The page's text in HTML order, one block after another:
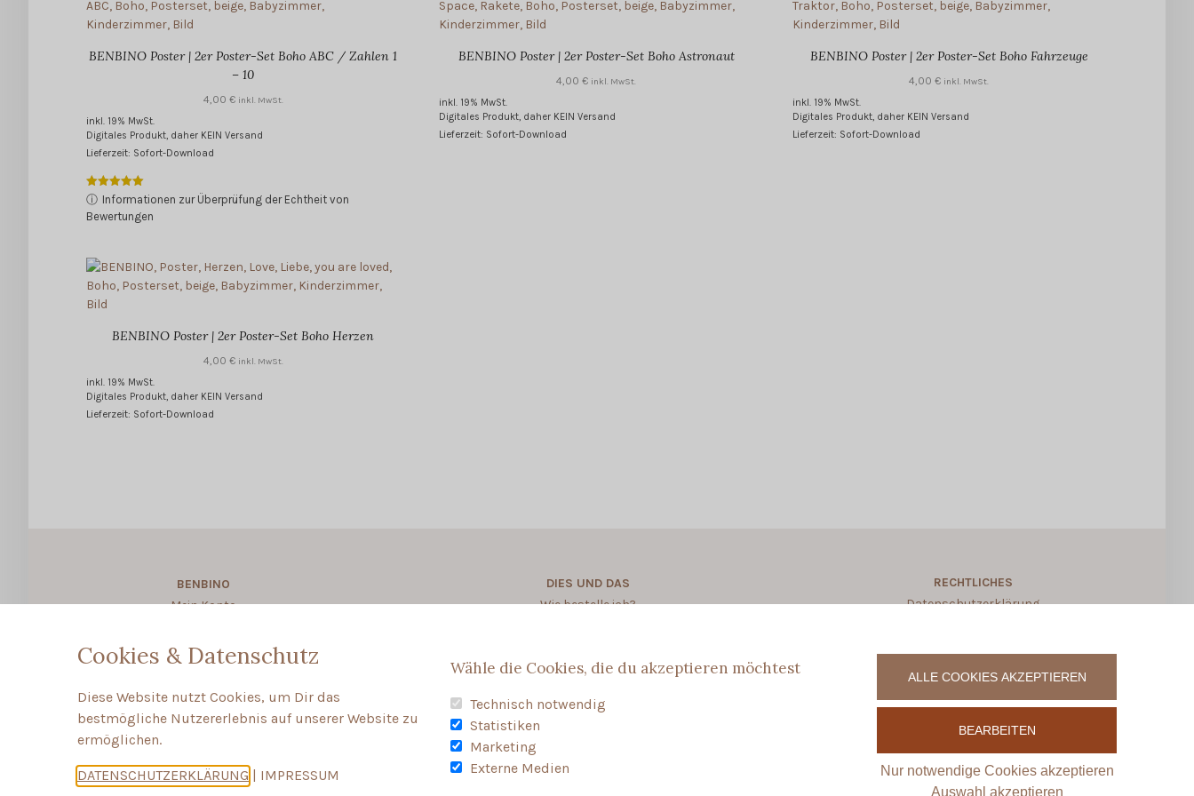
BENBINO Poster | 2er Poster-Set Boho ABC / Zahlen 1
– 10
4,00 € inkl. MwSt.
inkl. 19% MwSt.
Digitales Produkt, daher KEIN Versand
Lieferzeit: Sofort-Download
Bewertet mit
5.00
von 5
ⓘ Informationen zur Überprüfung der Echtheit von
Bewertungen
BENBINO Poster | 2er Poster-Set Boho Astronaut
4,00€ inkl. MwSt.
inkl. 19% MwSt.
Digitales Produkt, daher KEIN Versand
Lieferzeit: Sofort-Download
BENBINO Poster | 2er Poster-Set Boho Fahrzeuge
4,00€ inkl. MwSt.
inkl. 19% MwSt.
Digitales Produkt, daher KEIN Versand
Lieferzeit: Sofort-Download
BENBINO Poster | 2er Poster-Set Boho Herzen
4,00 € inkl. MwSt.
inkl. 19% MwSt.
Digitales Produkt, daher KEIN Versand
Lieferzeit: Sofort-Download
BENBINO
Mein Konto
DIES UND DAS
Wie bestelle ich?
RECHTLICHES
Datenschutzerklärung
Vertrag widerrufen
Impressum
Zahlungsweisen
Versand & Lieferung
Kontakt
Cookies & Datenschutz
Diese Website nutzt Cookies, um Dir das
bestmögliche Nutzererlebnis auf unserer Website zu
ermöglichen.
DATENSCHUTZERKLÄRUNG | IMPRESSUM
Wähle die Cookies, die du akzeptieren möchtest
Technisch notwendig
Statistiken
Marketing
Externe Medien
ALLE COOKIES AKZEPTIEREN
BEARBEITEN
Nur notwendige Cookies akzeptieren
Auswahl akzeptieren